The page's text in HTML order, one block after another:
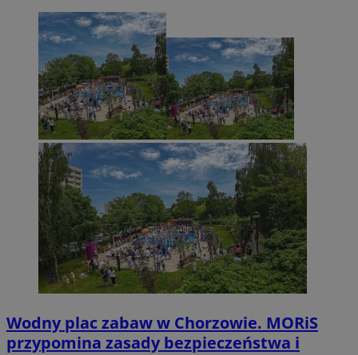
Wodny plac zabaw w Chorzowie. MORiS
przypomina zasady bezpieczeństwa i